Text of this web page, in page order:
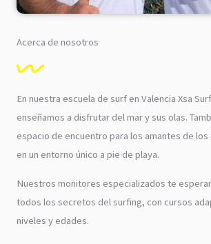
Acerca de nosotros
En nuestra escuela de surf en Valencia Xsa
enseñamos a disfrutar del mar y sus olas.
espacio de encuentro para los amantes de
en un entorno único a pie de playa.
Nuestros monitores especializados te
todos los secretos del surfing, con cursos
niveles y edades.